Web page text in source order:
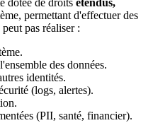
dotée de droits étendus,
permettant d'effectuer des
pas réaliser :
des données.
identités.
(logs, alertes).
(PII, santé, financier).